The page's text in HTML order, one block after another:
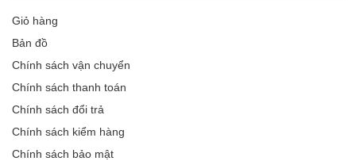
Giỏ hàng
Bản đồ
Chính sách vận chuyển
Chính sách thanh toán
Chính sách đổi trả
Chính sách kiểm hàng
Chính sách bảo mật